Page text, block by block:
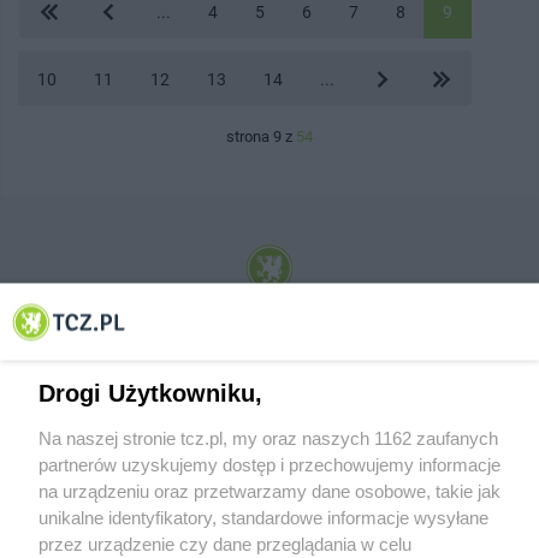
4 5 6 7 8 9
10 11 12 13 14
strona 9 z 54
© 2001-2026 Tczew - TCZ.PL Sp. z o.o. Internetowy Serwis Informacyjny Miasta
Drogi Użytkowniku,
Na naszej stronie tcz.pl, my oraz naszych 1162 zaufanych
partnerów uzyskujemy dostęp i przechowujemy informacje
na urządzeniu oraz przetwarzamy dane osobowe, takie jak
unikalne identyfikatory, standardowe informacje wysyłane
przez urządzenie czy dane przeglądania w celu